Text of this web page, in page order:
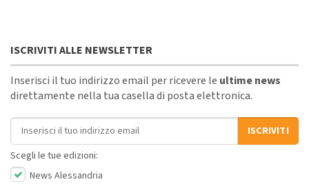
ISCRIVITI ALLE NEWSLETTER
Inserisci il tuo indirizzo email per ricevere le ultime news
direttamente nella tua casella di posta elettronica.
Indirizzo email
ISCRIVITI
Scegli le tue edizioni:
News Alessandria